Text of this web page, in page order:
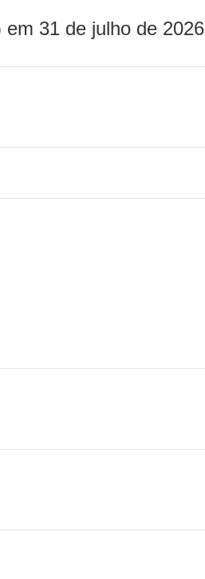
31 de julho de 2026